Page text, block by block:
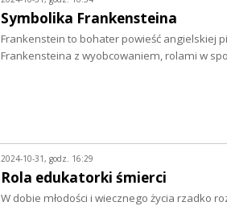
Symbolika Frankensteina
Frankenstein to bohater powieść angielskiej
Frankensteina z wyobcowaniem, rolami w
2024-10-31, godz. 16:29
Rola edukatorki śmierci
W dobie młodości i wiecznego życia rzadko